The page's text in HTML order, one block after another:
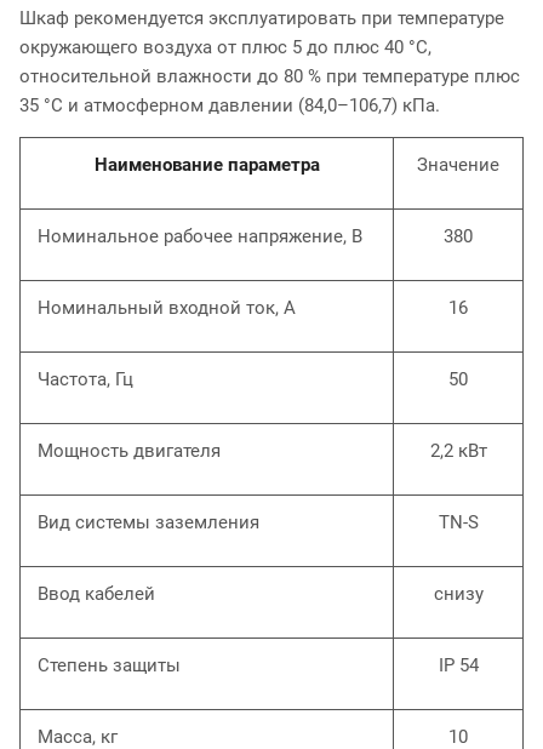
Шкаф рекомендуется эксплуатировать при температуре
окружающего воздуха от плюс 5 до плюс 40 °С,
относительной влажности до 80 % при температуре плюс
35 °С и атмосферном давлении (84,0–106,7) кПа.
Наименование параметра Значение
Номинальное рабочее напряжение, В 380
Номинальный входной ток, А 16
Частота, Гц 50
Мощность двигателя 2,2 кВт
Вид системы заземления TN-S
Ввод кабелей снизу
Степень защиты IP 54
Масса, кг 10